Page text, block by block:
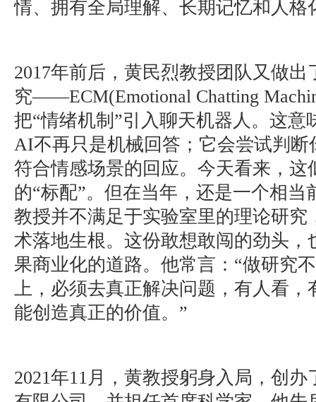
情、拥有全局理解、长期记忆和人格
2017年前后，黄民烈教授团队又做
究——ECM(Emotional Chatting
把“情绪机制”引入聊天机器人。这意
AI不再只是机械回答；它会尝试判
符合情感场景的回应。今天看来，
的“标配”。但在当年，还是一个相当
教授并不满足于实验室里的理论研究
术落地生根。这份敢想敢闯的劲头，
果商业化的道路。他常言：“做研究
上，必须去真正解决问题，有人看
能创造真正的价值。”
2021年11月，黄教授躬身入局，创